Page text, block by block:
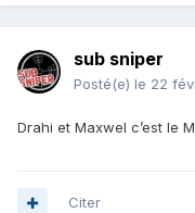
sub sniper
Posté(e) le 22
Drahi et Maxwel c’est le
Citer